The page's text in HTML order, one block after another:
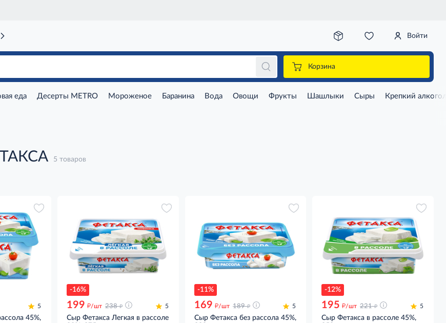
Войти
Корзина
еда Десерты METRO Мороженое Баранина Вода Овощи Фрукты Шашлыки Сыры Крепкий
5 товаров
5
45%,
-16%
199 д/шт 238 д 5
Сыр Фетакса Легкая в рассоле
-11%
169 д/шт 189 д 5
Сыр Фетакса без рассола 45%,
-12%
195 д/шт 221 д 5
Сыр Фетакса в рассоле 45%,